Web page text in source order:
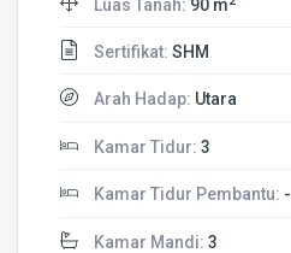
Luas Tanah: 90 m
Sertifikat: SHM
Arah Hadap: Utara
Kamar Tidur: 3
Kamar Tidur Pembantu: -
Kamar Mandi: 3